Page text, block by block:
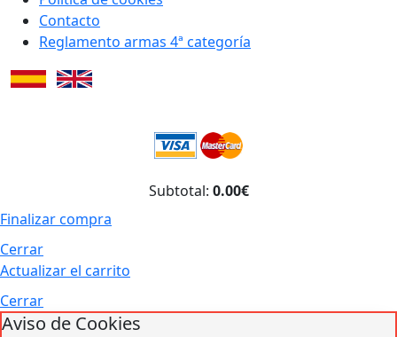
Contacto
Reglamento armas 4ª categoría
Subtotal: 0.00€
Finalizar compra
Cerrar
Actualizar el carrito
Cerrar
Aviso de Cookies